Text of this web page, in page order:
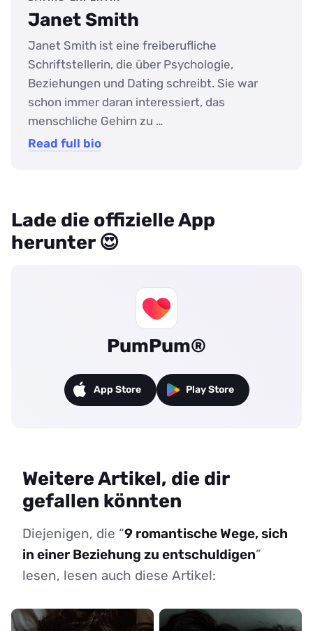
Janet Smith
Janet Smith ist eine freiberufliche
Schriftstellerin, die über Psychologie,
Beziehungen und Dating schreibt. Sie war
schon immer daran interessiert, das
menschliche Gehirn zu …
Read full bio
Lade die offizielle App
herunter 😍
PumPum®
App Store Play Store
Weitere Artikel, die dir
gefallen könnten
Diejenigen, die “9 romantische Wege, sich
in einer Beziehung zu entschuldigen”
lesen, lesen auch diese Artikel: